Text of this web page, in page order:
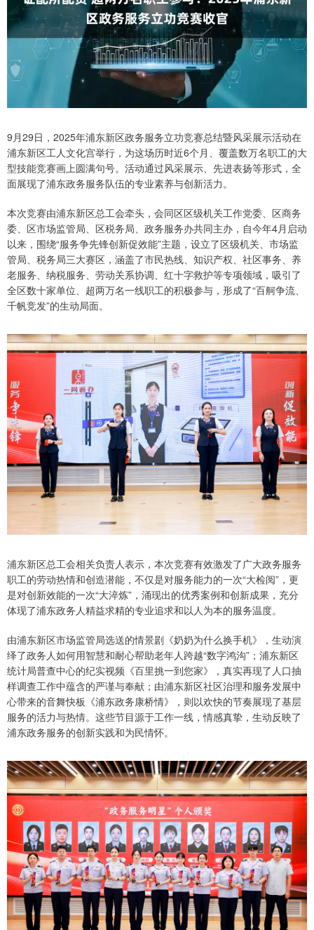
9月29日，2025年浦东新区政务服务立功竞赛总结暨风采展示活动在
浦东新区工人文化宫举行，为这场历时近6个月、覆盖数万名职工的大
型技能竞赛画上圆满句号。活动通过风采展示、先进表扬等形式，全
面展现了浦东政务服务队伍的专业素养与创新活力。
本次竞赛由浦东新区总工会牵头，会同区区级机关工作党委、区商务
委、区市场监管局、区税务局、政务服务办共同主办，自今年4月启动
以来，围绕“服务争先锋创新促效能”主题，设立了区级机关、市场监
管局、税务局三大赛区，涵盖了市民热线、知识产权、社区事务、养
老服务、纳税服务、劳动关系协调、红十字救护等专项领域，吸引了
全区数十家单位、超两万名一线职工的积极参与，形成了“百舸争流、
千帆竞发”的生动局面。
浦东新区总工会相关负责人表示，本次竞赛有效激发了广大政务服务
职工的劳动热情和创造潜能，不仅是对服务能力的一次“大检阅”，更
是对创新效能的一次“大淬炼”，涌现出的优秀案例和创新成果，充分
体现了浦东政务人精益求精的专业追求和以人为本的服务温度。
由浦东新区市场监管局选送的情景剧《奶奶为什么换手机》，生动演
绎了政务人如何用智慧和耐心帮助老年人跨越“数字鸿沟”；浦东新区
统计局普查中心的纪实视频《百里挑一到您家》，真实再现了人口抽
样调查工作中蕴含的严谨与奉献；由浦东新区社区治理和服务发展中
心带来的音舞快板《浦东政务康桥情》，则以欢快的节奏展现了基层
服务的活力与热情。这些节目源于工作一线，情感真挚，生动反映了
浦东政务服务的创新实践和为民情怀。